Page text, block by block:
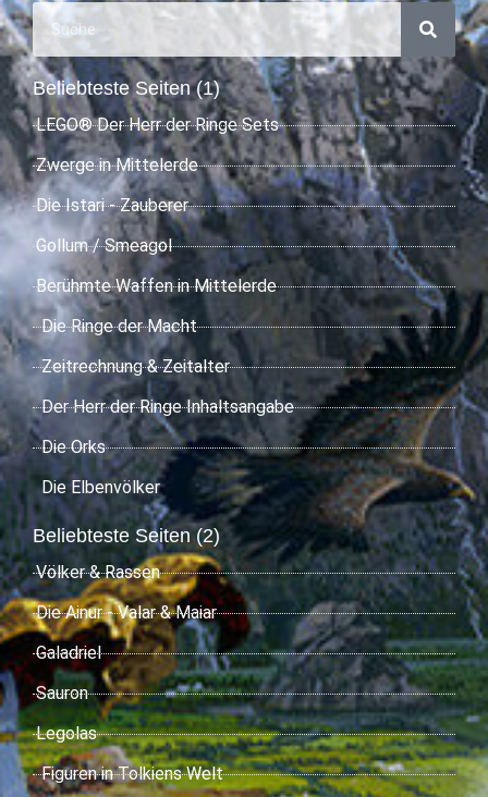
Beliebteste Seiten (1)
LEGO® Der Herr der Ringe Sets
Zwerge in Mittelerde
Die Istari - Zauberer
Gollum / Smeagol
Berühmte Waffen in Mittelerde
Die Ringe der Macht
Zeitrechnung & Zeitalter
Der Herr der Ringe Inhaltsangabe
Die Orks
Die Elbenvölker
Beliebteste Seiten (2)
Völker & Rassen
Die Ainur - Valar & Maiar
Galadriel
Sauron
Legolas
Figuren in Tolkiens Welt